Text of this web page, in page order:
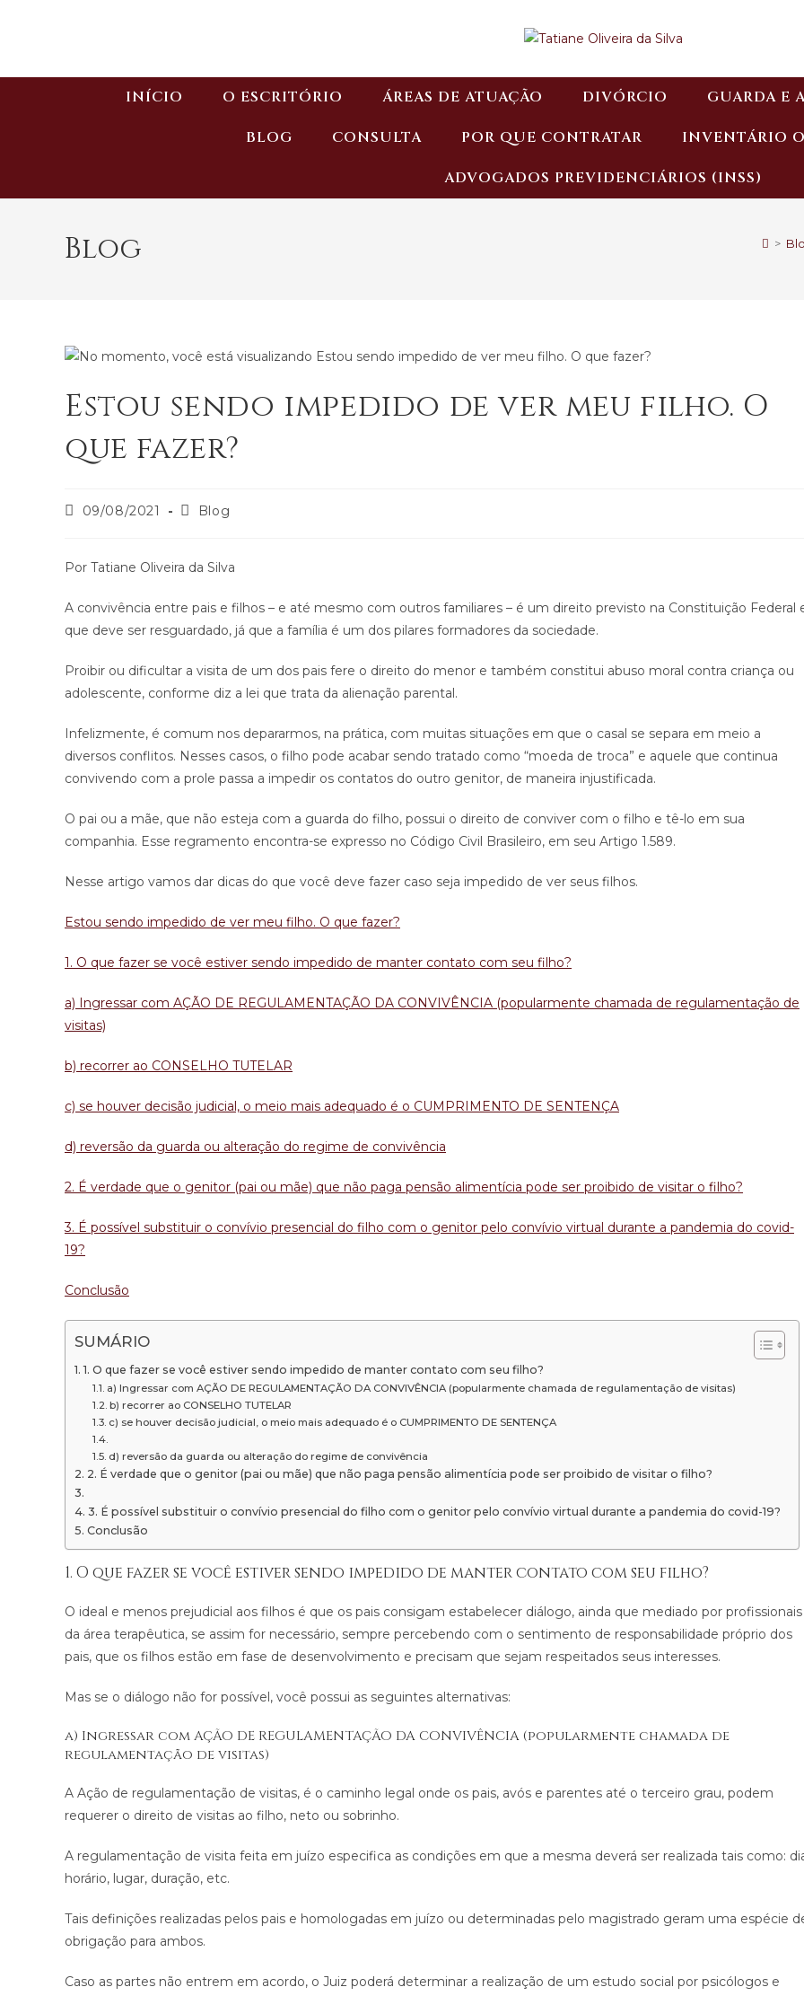
INÍCIO O ESCRITÓRIO ÁREAS DE ATUAÇÃO DIVÓRCIO GUARDA E
BLOG CONSULTA POR QUE CONTRATAR INVENTÁRIO
ADVOGADOS PREVIDENCIÁRIOS (INSS)
Blog >
Estou sendo impedido de ver meu filho. O
que fazer?
09/08/2021 Blog
Por Tatiane Oliveira da Silva
A convivência entre pais e filhos – e até mesmo com outros familiares – é um direito previsto na Constituição Federal
que deve ser resguardado, já que a família é um dos pilares formadores da sociedade.
Proibir ou dificultar a visita de um dos pais fere o direito do menor e também constitui abuso moral contra criança ou
adolescente, conforme diz a lei que trata da alienação parental.
Infelizmente, é comum nos depararmos, na prática, com muitas situações em que o casal se separa em meio a
diversos conflitos. Nesses casos, o filho pode acabar sendo tratado como “moeda de troca” e aquele que continua
convivendo com a prole passa a impedir os contatos do outro genitor, de maneira injustificada.
O pai ou a mãe, que não esteja com a guarda do filho, possui o direito de conviver com o filho e tê-lo em sua
companhia. Esse regramento encontra-se expresso no Código Civil Brasileiro, em seu Artigo 1.589.
Nesse artigo vamos dar dicas do que você deve fazer caso seja impedido de ver seus filhos.
Estou sendo impedido de ver meu filho. O que fazer?
1. O que fazer se você estiver sendo impedido de manter contato com seu filho?
a) Ingressar com AÇÃO DE REGULAMENTAÇÃO DA CONVIVÊNCIA (popularmente chamada de regulamentação de
visitas)
b) recorrer ao CONSELHO TUTELAR
c) se houver decisão judicial, o meio mais adequado é o CUMPRIMENTO DE SENTENÇA
d) reversão da guarda ou alteração do regime de convivência
2. É verdade que o genitor (pai ou mãe) que não paga pensão alimentícia pode ser proibido de visitar o filho?
3. É possível substituir o convívio presencial do filho com o genitor pelo convívio virtual durante a pandemia do covid-
19?
Conclusão
SUMÁRIO
1. O que fazer se você estiver sendo impedido de manter contato com seu filho?
a) Ingressar com AÇÃO DE REGULAMENTAÇÃO DA CONVIVÊNCIA (popularmente chamada de regulamentação de visitas)
b) recorrer ao CONSELHO TUTELAR
c) se houver decisão judicial, o meio mais adequado é o CUMPRIMENTO DE SENTENÇA
d) reversão da guarda ou alteração do regime de convivência
2. É verdade que o genitor (pai ou mãe) que não paga pensão alimentícia pode ser proibido de visitar o filho?
3. É possível substituir o convívio presencial do filho com o genitor pelo convívio virtual durante a pandemia do covid-19?
Conclusão
1. O que fazer se você estiver sendo impedido de manter contato com seu filho?
O ideal e menos prejudicial aos filhos é que os pais consigam estabelecer diálogo, ainda que mediado por profissionais
da área terapêutica, se assim for necessário, sempre percebendo com o sentimento de responsabilidade próprio dos
pais, que os filhos estão em fase de desenvolvimento e precisam que sejam respeitados seus interesses.
Mas se o diálogo não for possível, você possui as seguintes alternativas:
a) Ingressar com AÇÃO DE REGULAMENTAÇÃO DA CONVIVÊNCIA (popularmente chamada de
regulamentação de visitas)
A Ação de regulamentação de visitas, é o caminho legal onde os pais, avós e parentes até o terceiro grau, podem
requerer o direito de visitas ao filho, neto ou sobrinho.
A regulamentação de visita feita em juízo especifica as condições em que a mesma deverá ser realizada tais como:
horário, lugar, duração, etc.
Tais definições realizadas pelos pais e homologadas em juízo ou determinadas pelo magistrado geram uma espécie
obrigação para ambos.
Caso as partes não entrem em acordo, o Juiz poderá determinar a realização de um estudo social por psicólogos e